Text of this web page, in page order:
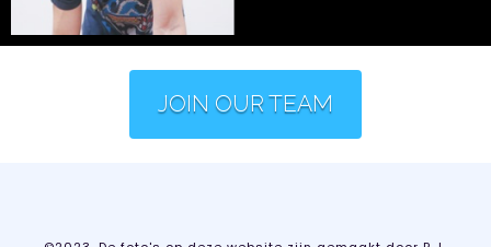
JOIN OUR TEAM